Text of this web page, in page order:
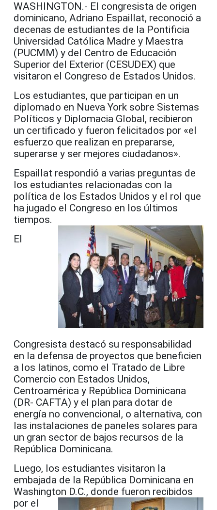
WASHINGTON.- El congresista de origen
dominicano, Adriano Espaillat, reconoció a
decenas de estudiantes de la Pontificia
Universidad Católica Madre y Maestra
(PUCMM) y del Centro de Educación
Superior del Exterior (CESUDEX) que
visitaron el Congreso de Estados Unidos.
Los estudiantes, que participan en un
diplomado en Nueva York sobre Sistemas
Políticos y Diplomacia Global, recibieron
un certificado y fueron felicitados por «el
esfuerzo que realizan en prepararse,
superarse y ser mejores ciudadanos».
Espaillat respondió a varias preguntas de
los estudiantes relacionadas con la
política de los Estados Unidos y el rol que
ha jugado el Congreso en los últimos
tiempos.
El
Congresista destacó su responsabilidad
en la defensa de proyectos que beneficien
a los latinos, como el Tratado de Libre
Comercio con Estados Unidos,
Centroamérica y República Dominicana
(DR- CAFTA) y el plan para dotar de
energía no convencional, o alternativa, con
las instalaciones de paneles solares para
un gran sector de bajos recursos de la
República Dominicana.
Luego, los estudiantes visitaron la
embajada de la República Dominicana en
Washington D.C., donde fueron recibidos
por el